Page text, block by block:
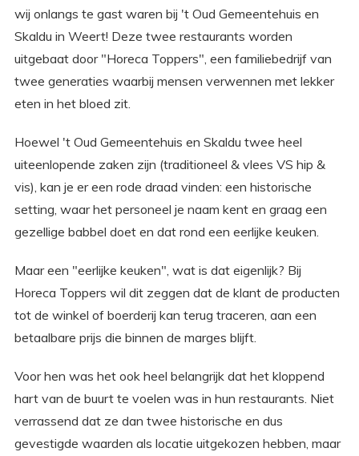
wij onlangs te gast waren bij 't Oud Gemeentehuis en
Skaldu in Weert! Deze twee restaurants worden
uitgebaat door "Horeca Toppers", een familiebedrijf van
twee generaties waarbij mensen verwennen met lekker
eten in het bloed zit.
Hoewel 't Oud Gemeentehuis en Skaldu twee heel
uiteenlopende zaken zijn (traditioneel & vlees VS hip &
vis), kan je er een rode draad vinden: een historische
setting, waar het personeel je naam kent en graag een
gezellige babbel doet en dat rond een eerlijke keuken.
Maar een "eerlijke keuken", wat is dat eigenlijk? Bij
Horeca Toppers wil dit zeggen dat de klant de producten
tot de winkel of boerderij kan terug traceren, aan een
betaalbare prijs die binnen de marges blijft.
Voor hen was het ook heel belangrijk dat het kloppend
hart van de buurt te voelen was in hun restaurants. Niet
verrassend dat ze dan twee historische en dus
gevestigde waarden als locatie uitgekozen hebben, maar